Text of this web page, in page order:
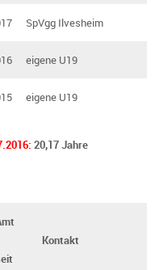
SpVgg Ilvesheim
eigene U19
eigene U19
20,17 Jahre
Kontakt